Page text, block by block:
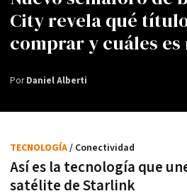
City revela qué
comprar y cuáles
PorDaniel Alberti
Así es la tecnología que
satélite de Starlink
TECNOLOGÍA/ Conectividad